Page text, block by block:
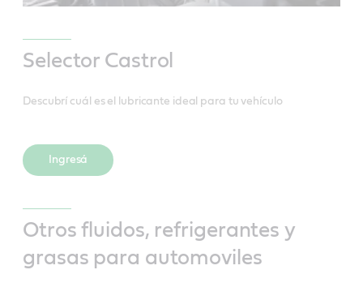
Selector Castrol
Descubrí cuál es el lubricante ideal para tu vehículo
Ingresá
Otros fluidos, refrigerantes y
grasas para automoviles